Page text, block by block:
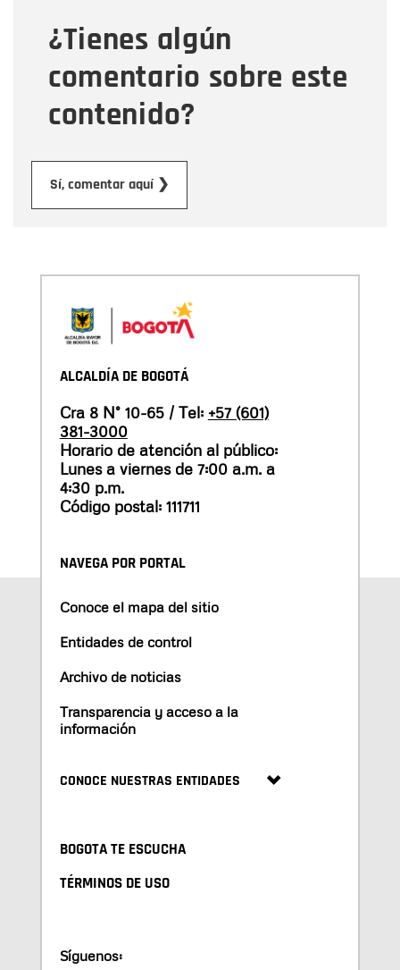
¿Tienes algún
comentario sobre este
contenido?
Sí, comentar aquí ❯
Mensaje
ALCALDÍA DE BOGOTÁ
Cra 8 N° 10-65 / Tel: +57 (601)
381-3000
Horario de atención al público:
Lunes a viernes de 7:00 a.m. a
4:30 p.m.
Código postal: 111711
NAVEGA POR PORTAL
Conoce el mapa del sitio
Entidades de control
Archivo de noticias
Transparencia y acceso a la
información
CONOCE NUESTRAS ENTIDADES
BOGOTA TE ESCUCHA
TÉRMINOS DE USO
Síguenos: